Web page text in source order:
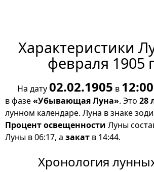
Характеристики
февраля 1905
На дату02.02.1905 в 12:00
в фазе«Убывающая Луна». Это 28
лунном календаре. Луна в знаке
Процент освещенности Луны
Луны в 06:17, а закат в 14:44.
Хронология